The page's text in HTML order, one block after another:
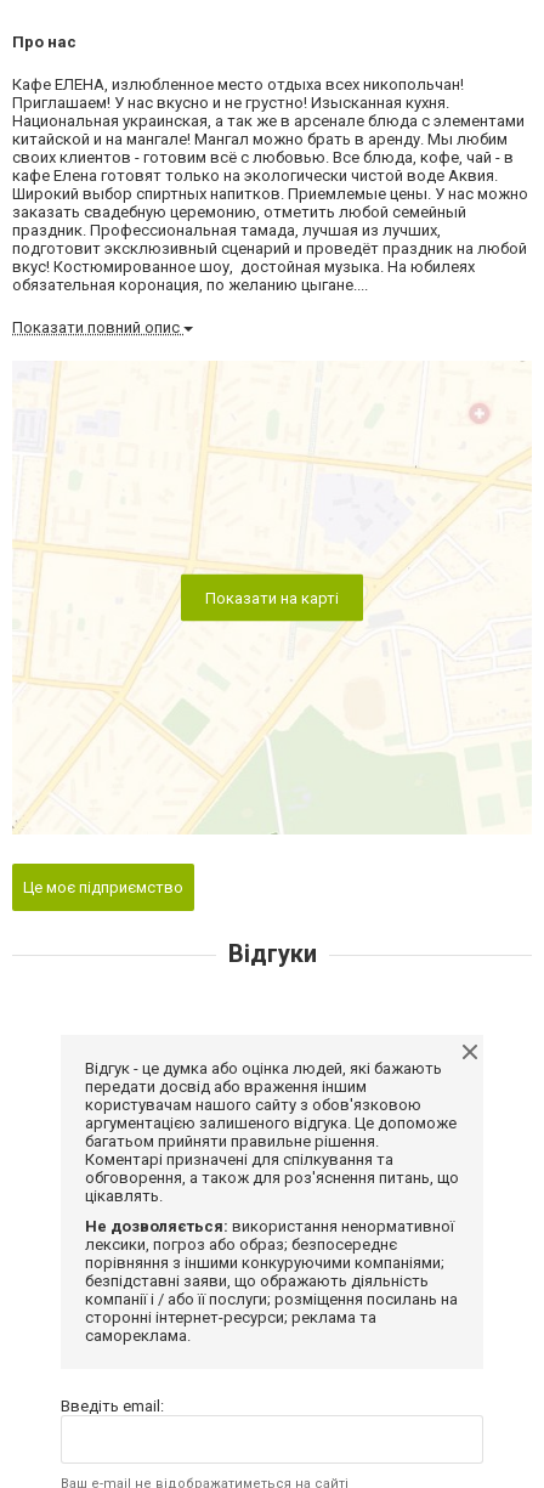
Про нас
Кафе ЕЛЕНА, излюбленное место отдыха всех никопольчан!
Приглашаем! У нас вкусно и не грустно! Изысканная кухня.
Национальная украинская, а так же в арсенале блюда с элементами
китайской и на мангале! Мангал можно брать в аренду. Мы любим
своих клиентов - готовим всё с любовью. Все блюда, кофе, чай - в
кафе Елена готовят только на экологически чистой воде Аквия.
Широкий выбор спиртных напитков. Приемлемые цены. У нас можно
заказать свадебную церемонию, отметить любой семейный
праздник. Профессиональная тамада, лучшая из лучших,
подготовит эксклюзивный сценарий и проведёт праздник на любой
вкус! Костюмированное шоу, достойная музыка. На юбилеях
обязательная коронация, по желанию цыгане....
Показати повний опис
Показати на карті
Це моє підприємство
Відгуки
Відгук - це думка або оцінка людей, які бажають
передати досвід або враження іншим
користувачам нашого сайту з обов'язковою
аргументацією залишеного відгука. Це допоможе
багатьом прийняти правильне рішення.
Коментарі призначені для спілкування та
обговорення, а також для роз'яснення питань, що
цікавлять.
Не дозволяється: використання ненормативної
лексики, погроз або образ; безпосереднє
порівняння з іншими конкуруючими компаніями;
безпідставні заяви, що ображають діяльність
компанії і / або її послуги; розміщення посилань на
сторонні інтернет-ресурси; реклама та
самореклама.
Введіть email:
Ваш e-mail не відображатиметься на сайті